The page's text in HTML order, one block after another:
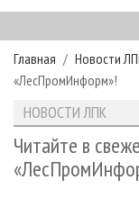
ГЛАВНАЯ
РУБРИКИ И ТЕМЫ
РУБРИКИ
ЛЕСОЗАГОТОВКА
ЛЕСОПИЛЕНИЕ
НОВОСТИ
НОВОСТИ ЛПК
НОВОСТИ
ПРОЕКТЫ ЛПИ
АНАЛИТИКА
ПРЕДПРИЯТИЯ
АРХИВ
АРХИВ
О ЖУРНАЛЕ
ПОДПИСКА
Главная Новости
«ЛесПромИнформ»!
НОВОСТИ ЛПК
Читайте в